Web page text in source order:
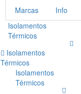
Marcas
Info
Isolamentos
Térmicos
Isolamentos
Térmicos
Isolamentos
Térmicos